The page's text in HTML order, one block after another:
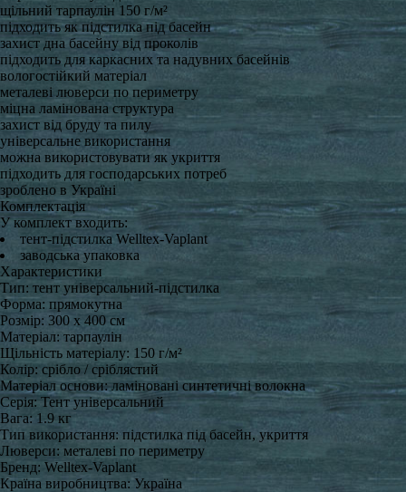
щільний тарпаулін 150 г/м²
підходить як підстилка під басейн
захист дна басейну від проколів
підходить для каркасних та надувних басейнів
вологостійкий матеріал
металеві люверси по периметру
міцна ламінована структура
захист від бруду та пилу
універсальне використання
можна використовувати як укриття
підходить для господарських потреб
зроблено в Україні
Комплектація
У комплект входить:
тент-підстилка Welltex-Vaplant
заводська упаковка
Характеристики
Тип: тент універсальний-підстилка
Форма: прямокутна
Розмір: 300 x 400 см
Матеріал: тарпаулін
Щільність матеріалу: 150 г/м²
Колір: срібло / сріблястий
Матеріал основи: ламіновані синтетичні волокна
Серія: Тент універсальний
Вага: 1.9 кг
Тип використання: підстилка під басейн, укриття
Люверси: металеві по периметру
Бренд: Welltex-Vaplant
Країна виробництва: Україна